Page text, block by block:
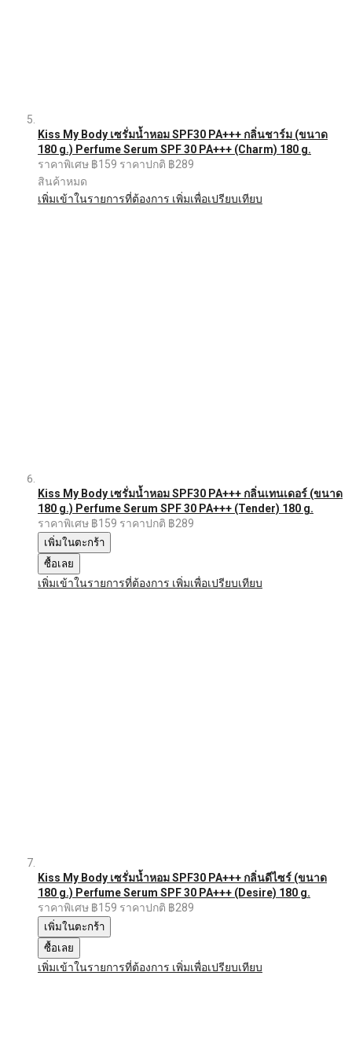
Kiss My Body เซรั่มน้ำหอม SPF30 PA+++ กลิ่นชาร์ม (ขนาด
180 g.) Perfume Serum SPF 30 PA+++ (Charm) 180 g.
ราคาพิเศษ ฿159 ราคาปกติ ฿289
สินค้าหมด
เพิ่มเข้าในรายการที่ต้องการ เพิ่มเพื่อเปรียบเทียบ
Kiss My Body เซรั่มน้ำหอม SPF30 PA+++ กลิ่นเทนเดอร์ (ขนาด
180 g.) Perfume Serum SPF 30 PA+++ (Tender) 180 g.
ราคาพิเศษ ฿159 ราคาปกติ ฿289
เพิ่มในตะกร้า
ซื้อเลย
เพิ่มเข้าในรายการที่ต้องการ เพิ่มเพื่อเปรียบเทียบ
Kiss My Body เซรั่มน้ำหอม SPF30 PA+++ กลิ่นดีไซร์ (ขนาด
180 g.) Perfume Serum SPF 30 PA+++ (Desire) 180 g.
ราคาพิเศษ ฿159 ราคาปกติ ฿289
เพิ่มในตะกร้า
ซื้อเลย
เพิ่มเข้าในรายการที่ต้องการ เพิ่มเพื่อเปรียบเทียบ